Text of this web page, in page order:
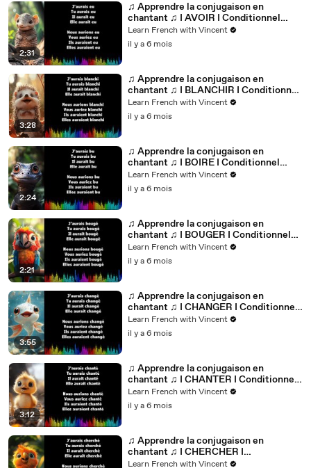
2:31
♫ Apprendre la conjugaison en
chantant ♫ I AVOIR I Conditionnel
Passé_
Learn French with Vincent
il y a 6 mois
3:28
♫ Apprendre la conjugaison en
chantant ♫ I BLANCHIR I Conditionnel
Passé_
Learn French with Vincent
il y a 6 mois
2:24
♫ Apprendre la conjugaison en
chantant ♫ I BOIRE I Conditionnel
Passé_
Learn French with Vincent
il y a 6 mois
2:21
♫ Apprendre la conjugaison en
chantant ♫ I BOUGER I Conditionnel
Passé_
Learn French with Vincent
il y a 6 mois
3:55
♫ Apprendre la conjugaison en
chantant ♫ I CHANGER I Conditionnel
Passé_
Learn French with Vincent
il y a 6 mois
3:12
♫ Apprendre la conjugaison en
chantant ♫ I CHANTER I Conditionnel
Passé_
Learn French with Vincent
il y a 6 mois
♫ Apprendre la conjugaison en
chantant ♫ I CHERCHER I
Conditionnel Passé_
Learn French with Vincent